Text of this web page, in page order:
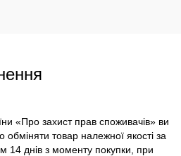
«Про захист прав споживачів» ви
товар належної якості за
14 днів з моменту покупки, при